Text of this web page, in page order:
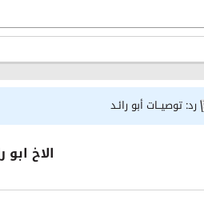
رد: توصيــات أبو رائـد
الاخ ابو